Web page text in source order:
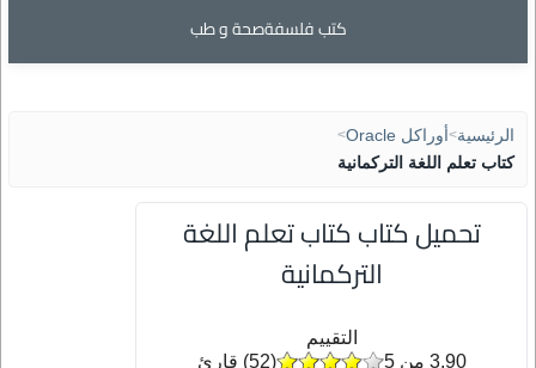
كتب فلسفةصحة و طب
الرئيسية> أوراكل Oracle >
كتاب تعلم اللغة التركمانية
تحميل كتاب كتاب تعلم اللغة
التركمانية
التقييم
(
52) قارئ 3.90 من 5